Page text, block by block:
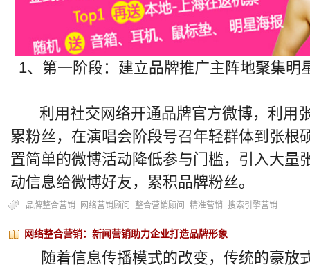
1、第一阶段：建立品牌推广主阵地聚集明
利用社交网络开通品牌官方微博，利用
累粉丝，在演唱会阶段号召年轻群体到张根
置简单的微博活动降低参与门槛，引入大量
动信息给微博好友，累积品牌粉丝。
品牌整合营销 网络营销顾问 整合营销顾问 精准营销 搜索引擎营销
网络整合营销：新闻营销助力企业打造品牌形象
随着信息传播模式的改变，传统的豪放